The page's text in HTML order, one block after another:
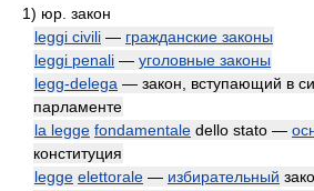
1) юр. закон
leggi civili — гражданские законы
leggi penali — уголовные законы
legg-delega — закон, вступающий в
парламенте
la legge fondamentale dello stato —
конституция
legge elettorale — избирательный